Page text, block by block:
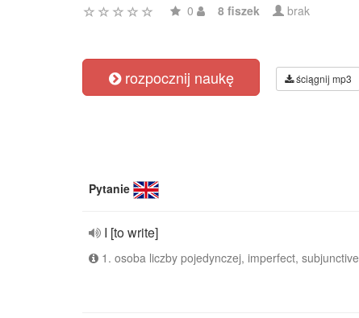
0 8 fiszek brak
rozpocznij naukę ściągnij mp3
Pytanie
I [to write]
1. osoba liczby pojedynczej, imperfect, subjunctive